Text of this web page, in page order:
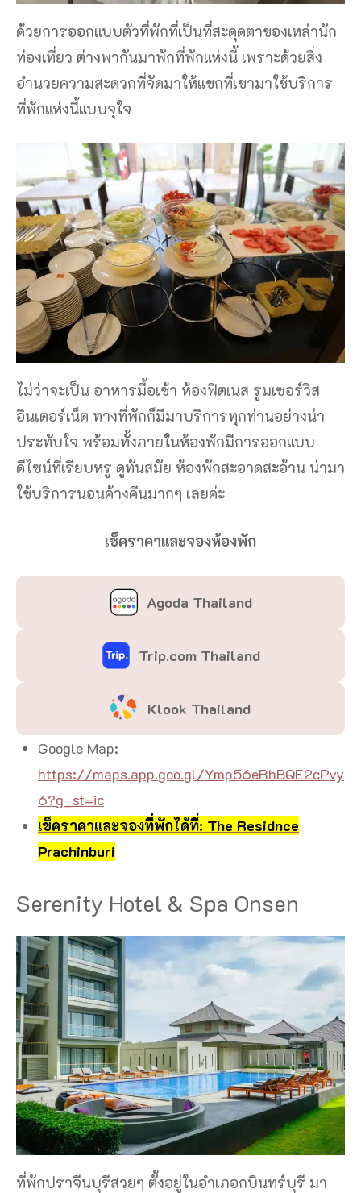
ด้วยการออกแบบตัวที่พักที่เป็นที่สะดุดตาของเหล่านัก
ท่องเที่ยว ต่างพากันมาพักที่พักแห่งนี้ เพราะด้วยสิ่ง
อำนวยความสะดวกที่จัดมาให้แขกที่เขามาใช้บริการ
ที่พักแห่งนี้แบบจุใจ
ไม่ว่าจะเป็น อาหารมื้อเช้า ห้องฟิตเนส รูมเซอร์วิส
อินเตอร์เน็ต ทางที่พักก็มีมาบริการทุกท่านอย่างน่า
ประทับใจ พร้อมทั้งภายในห้องพักมีการออกแบบ
ดีไซน์ที่เรียบหรู ดูทันสมัย ห้องพักสะอาดสะอ้าน น่ามา
ใช้บริการนอนค้างคืนมากๆ เลยค่ะ
เช็คราคาและจองห้องพัก
Agoda Thailand
Trip.com Thailand
Klook Thailand
Google Map:
https://maps.app.goo.gl/Ymp56eRhBQE2cPvy
6?g_st=ic
เช็คราคาและจองที่พักได้ที่: The Residnce
Prachinburi
Serenity Hotel & Spa Onsen
ที่พักปราจีนบุรีสวยๆ ตั้งอยู่ในอำเภอกบินทร์บุรี มา